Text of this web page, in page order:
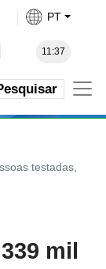
PT
11:37
testadas,
mil